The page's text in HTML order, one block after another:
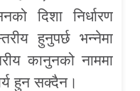
दिशा निर्धारण
हुनुपर्छ भन्नेमा
कानुनको नाममा
हुन सक्दैन।